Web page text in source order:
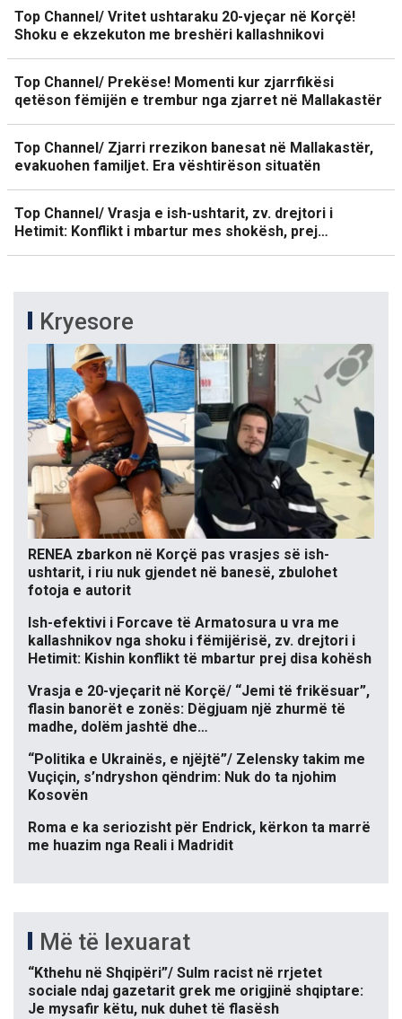
Top Channel/ Vritet ushtaraku 20-vjeçar në Korçë!
Shoku e ekzekuton me breshëri kallashnikovi
Top Channel/ Prekëse! Momenti kur zjarrfikësi
qetëson fëmijën e trembur nga zjarret në Mallakastër
Top Channel/ Zjarri rrezikon banesat në Mallakastër,
evakuohen familjet. Era vështirëson situatën
Top Channel/ Vrasja e ish-ushtarit, zv. drejtori i
Hetimit: Konflikt i mbartur mes shokësh, prej…
Kryesore
RENEA zbarkon në Korçë pas vrasjes së ish-
ushtarit, i riu nuk gjendet në banesë, zbulohet
fotoja e autorit
Ish-efektivi i Forcave të Armatosura u vra me
kallashnikov nga shoku i fëmijërisë, zv. drejtori i
Hetimit: Kishin konflikt të mbartur prej disa kohësh
Vrasja e 20-vjeçarit në Korçë/ “Jemi të frikësuar”,
flasin banorët e zonës: Dëgjuam një zhurmë të
madhe, dolëm jashtë dhe…
“Politika e Ukrainës, e njëjtë”/ Zelensky takim me
Vuçiçin, s’ndryshon qëndrim: Nuk do ta njohim
Kosovën
Roma e ka seriozisht për Endrick, kërkon ta marrë
me huazim nga Reali i Madridit
Më të lexuarat
“Kthehu në Shqipëri”/ Sulm racist në rrjetet
sociale ndaj gazetarit grek me origjinë shqiptare:
Je mysafir këtu, nuk duhet të flasësh